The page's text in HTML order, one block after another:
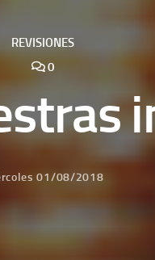
REVISIONES
0
01/08/2018